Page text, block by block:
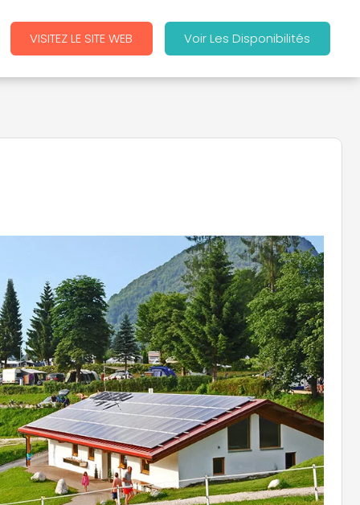
VISITEZ LE SITE WEB Voir Les Disponibilités